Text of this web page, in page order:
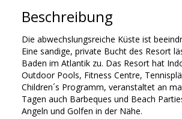
Beschreibung
Die abwechslungsreiche Küste ist
Eine sandige, private Bucht des Resort
Baden im Atlantik zu. Das Resort hat
Outdoor Pools, Fitness Centre,
Children´s Programm, veranstaltet an
Tagen auch Barbeques und Beach
Angeln und Golfen in der Nähe.